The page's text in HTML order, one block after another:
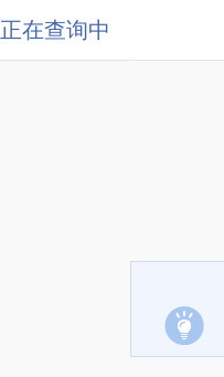
正在查询中